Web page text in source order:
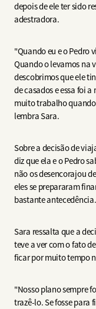
depois de ele ter sido
adestradora.
"Quando eu e o Pedro
Quando o levamos na
descobrimos que ele
de casados e essa foi
muito trabalho
lembra Sara.
Sobre a decisão de
diz que ela e o Pedro
não os desencorajou
eles se prepararam
bastante antecedência.
Sara ressalta que a
teve a ver com o fato
ficar por muito tempo
"Nosso plano sempre
trazê-lo. Se fosse para